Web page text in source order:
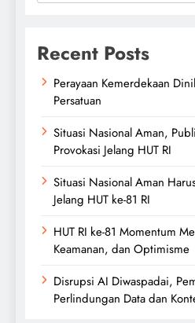
Recent Posts
Perayaan Kemerdekaan
Persatuan
Situasi Nasional Aman,
Provokasi Jelang HUT RI
Situasi Nasional Aman
Jelang HUT ke-81 RI
HUT RI ke-81 Momentum
Keamanan, dan Optimisme
Disrupsi AI Diwaspadai,
Perlindungan Data dan